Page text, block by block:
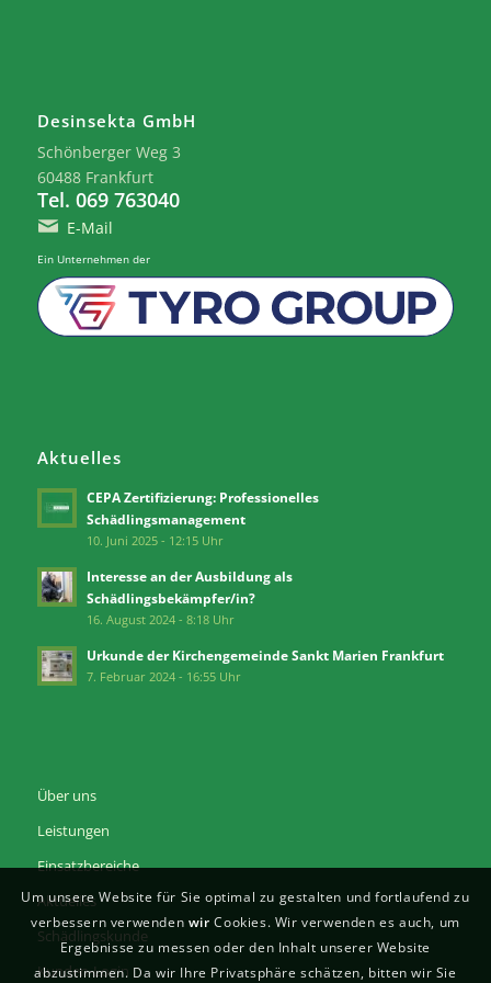
Desinsekta GmbH
Schönberger Weg 3
60488 Frankfurt
Tel. 069 763040
E-Mail
Ein Unternehmen der
Aktuelles
CEPA Zertifizierung: Professionelles
Schädlingsmanagement
10. Juni 2025 - 12:15 Uhr
Interesse an der Ausbildung als
Schädlingsbekämpfer/in?
16. August 2024 - 8:18 Uhr
Urkunde der Kirchengemeinde Sankt Marien Frankfurt
7. Februar 2024 - 16:55 Uhr
Über uns
Leistungen
Einsatzbereiche
Aktuelles
Schädlingskunde
Kunden-Login
Um unsere Website für Sie optimal zu gestalten und fortlaufend zu
verbessern verwenden wir Cookies. Wir verwenden es auch, um
Ergebnisse zu messen oder den Inhalt unserer Website
abzustimmen. Da wir Ihre Privatsphäre schätzen, bitten wir Sie